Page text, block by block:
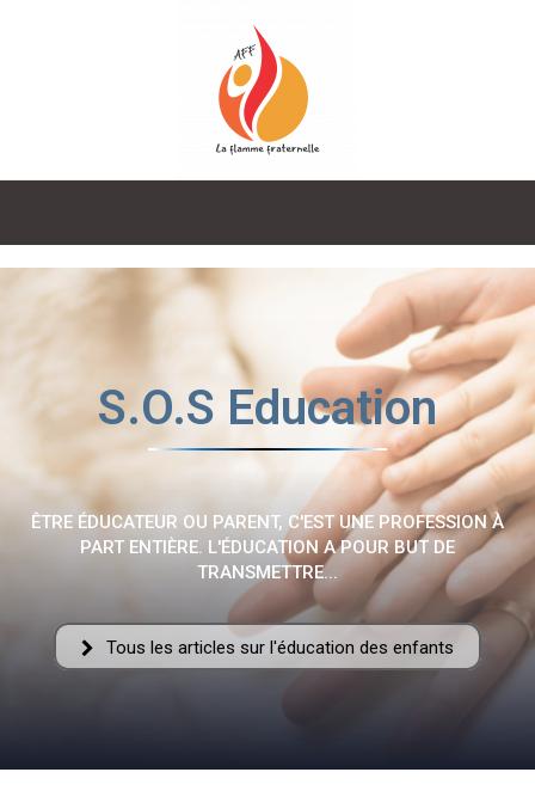
Fraternelle
–
AFF
S.O.S Education
ÊTRE ÉDUCATEUR OU PARENT, C'EST UNE PROFESSION À
PART ENTIÈRE. L'ÉDUCATION A POUR BUT DE
TRANSMETTRE...
Tous les articles sur l'éducation des enfants